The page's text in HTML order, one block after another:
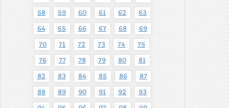
58 59 60 61 62 63
64 65 66 67 68 69
70 71 72 73 74 75
76 77 78 79 80 81
82 83 84 85 86 87
88 89 90 91 92 93